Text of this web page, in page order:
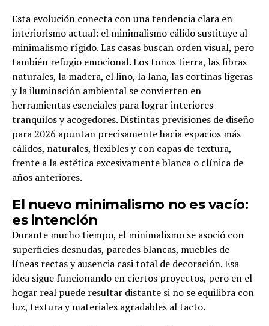
Esta evolución conecta con una tendencia clara en
interiorismo actual: el minimalismo cálido sustituye al
minimalismo rígido. Las casas buscan orden visual, pero
también refugio emocional. Los tonos tierra, las fibras
naturales, la madera, el lino, la lana, las cortinas ligeras
y la iluminación ambiental se convierten en
herramientas esenciales para lograr interiores
tranquilos y acogedores. Distintas previsiones de diseño
para 2026 apuntan precisamente hacia espacios más
cálidos, naturales, flexibles y con capas de textura,
frente a la estética excesivamente blanca o clínica de
años anteriores.
El nuevo minimalismo no es vacío:
es intención
Durante mucho tiempo, el minimalismo se asoció con
superficies desnudas, paredes blancas, muebles de
líneas rectas y ausencia casi total de decoración. Esa
idea sigue funcionando en ciertos proyectos, pero en el
hogar real puede resultar distante si no se equilibra con
luz, textura y materiales agradables al tacto.